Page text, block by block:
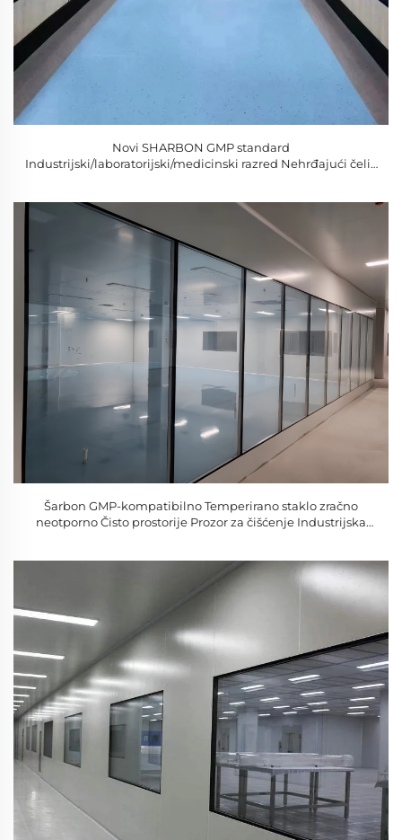
Novi SHARBON GMP standard
Industrijski/laboratorijski/medicinski razred Nehrđajući čelik
Šarbon GMP-kompatibilno Temperirano staklo zračno
neotporno Čisto prostorije Prozor za čišćenje Industrijska